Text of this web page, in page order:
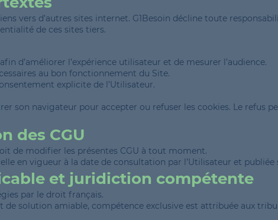
vers d’autres sites internet. G1Besoin décline toute
de ces sites tiers.
d’améliorer l’expérience utilisateur et de mesurer l’audience.
au bon fonctionnement du Site.
explicite de l’Utilisateur.
son navigateur pour accepter ou refuser les cookies. Le refus
des CGU
de modifier les présentes CGU à tout moment.
en vigueur à la date de consultation par l’Utilisateur et publiée
et juridiction compétente
par le droit français.
de solution amiable, compétence exclusive est attribuée aux